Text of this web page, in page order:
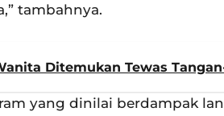
tambahnya.
Ditemukan Tewas
yang dinilai berdampak